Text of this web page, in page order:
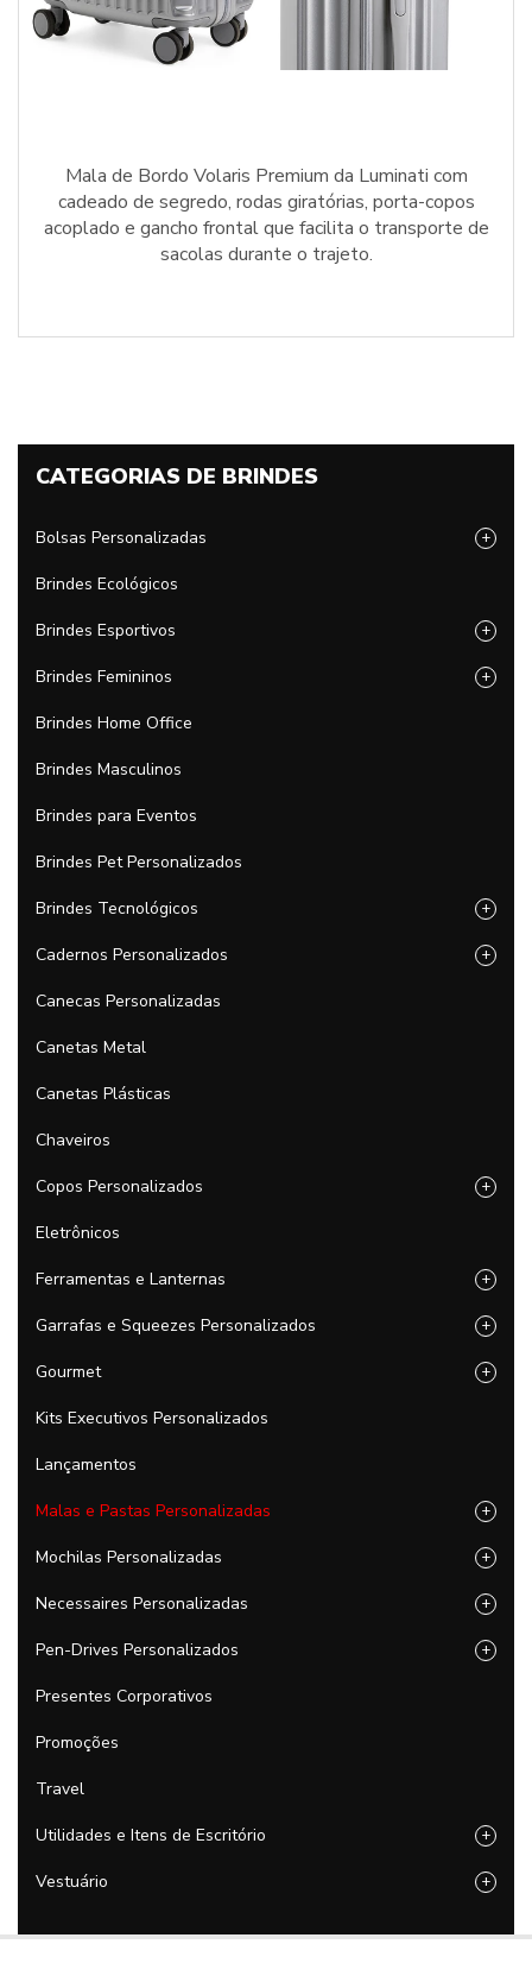
Mala de Bordo Volaris Premium da Luminati com
cadeado de segredo, rodas giratórias, porta-copos
acoplado e gancho frontal que facilita o transporte de
sacolas durante o trajeto.
CATEGORIAS DE BRINDES
Bolsas Personalizadas +
Brindes Ecológicos
Brindes Esportivos +
Brindes Femininos +
Brindes Home Office
Brindes Masculinos
Brindes para Eventos
Brindes Pet Personalizados
Brindes Tecnológicos +
Cadernos Personalizados +
Canecas Personalizadas
Canetas Metal
Canetas Plásticas
Chaveiros
Copos Personalizados +
Eletrônicos
Ferramentas e Lanternas +
Garrafas e Squeezes Personalizados +
Gourmet +
Kits Executivos Personalizados
Lançamentos
Malas e Pastas Personalizadas +
Mochilas Personalizadas +
Necessaires Personalizadas +
Pen-Drives Personalizados +
Presentes Corporativos
Promoções
Travel
Utilidades e Itens de Escritório +
Vestuário +